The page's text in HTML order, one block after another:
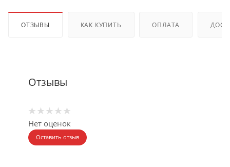
ОТЗЫВЫ КАК КУПИТЬ ОПЛАТА
Отзывы
Нет оценок
Оставить отзыв